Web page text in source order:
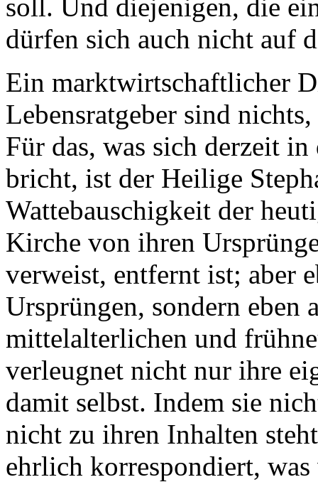
soll. Und diejenigen, die
dürfen sich auch nicht auf
Ein marktwirtschaftlicher
Lebensratgeber sind
Für das, was sich derzeit
bricht, ist der Heilige
Wattebauschigkeit der
Kirche von ihren
verweist, entfernt ist; aber
Ursprüngen, sondern eben
mittelalterlichen und
verleugnet nicht nur ihre
damit selbst. Indem sie
nicht zu ihren Inhalten
ehrlich korrespondiert,